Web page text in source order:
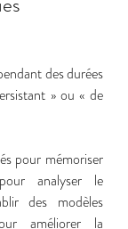
des durées
» ou « de
pour mémoriser
analyser le
des modèles
améliorer la